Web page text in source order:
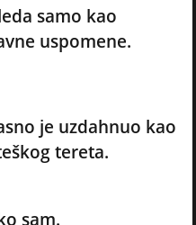
samo kao
uspomene.
je uzdahnuo kao
tereta.
sam.